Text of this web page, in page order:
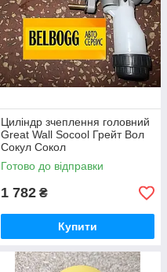
Циліндр зчеплення головний
Great Wall Socool Грейт Вол
Сокул Сокол
Готово до відправки
1 782 ₴
Купити